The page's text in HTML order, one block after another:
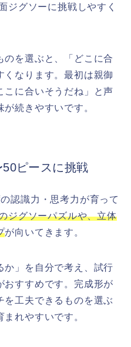
ジグソーに挑戦しやすく
のを選ぶと、「どこに合
くなります。最初は親御
こに合いそうだね」と声
続きやすいです。
ピースに挑戦
認識力・思考力が育って
ジグソーパズルや、立体
が向いてきます。
か」を自分で考え、試行
おすすめです。完成形が
を工夫できるものを選ぶ
れやすいです。